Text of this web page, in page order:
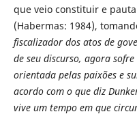
que veio constituir e
(Habermas: 1984),
fiscalizador dos atos de
de seu discurso, agora
orientada pelas paixões e
acordo com o que diz
vive um tempo em que